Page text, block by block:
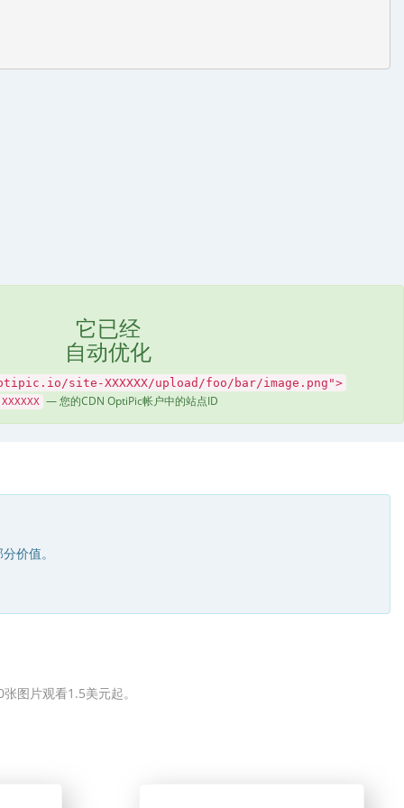
它已经
自动优化
site-XXXXXX/upload/foo/bar/image.png">
XXXXXX — 您的CDN OptiPic帐户中的站点ID
价值。
图片观看1.5美元起。